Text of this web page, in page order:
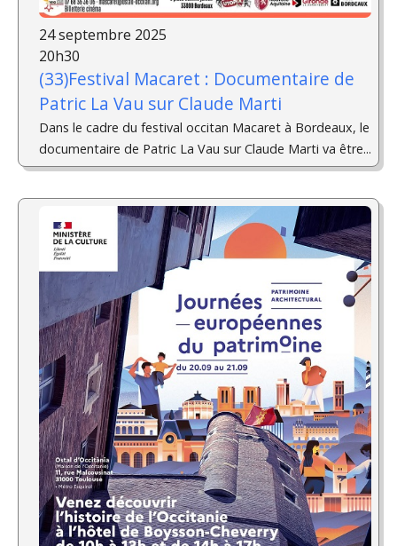
24 septembre 2025
20h30
(33)Festival Macaret : Documentaire de
Patric La Vau sur Claude Marti
Dans le cadre du festival occitan Macaret à Bordeaux, le
documentaire de Patric La Vau sur Claude Marti va être...